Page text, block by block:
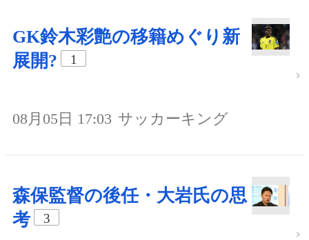
GK鈴木彩艶の移籍めぐり新
展開?
1
08月05日 17:03 サッカーキング
森保監督の後任・大岩氏の思
考
3